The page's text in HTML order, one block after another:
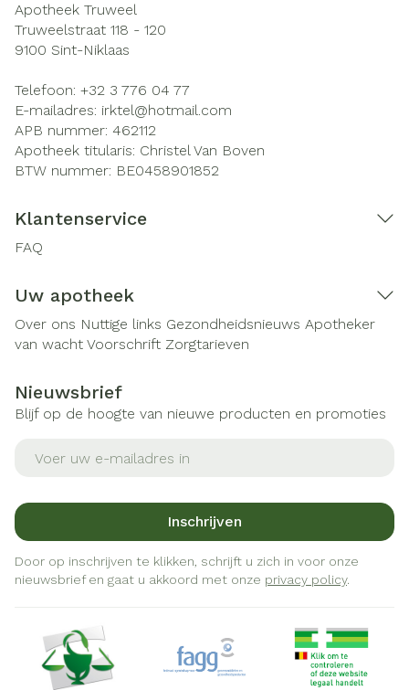
Apotheek Truweel
Truweelstraat 118 - 120
9100 Sint-Niklaas
Telefoon: +32 3 776 04 77
E-mailadres: irktel@hotmail.com
APB nummer: 462112
Apotheek titularis: Christel Van Boven
BTW nummer: BE0458901852
Klantenservice
FAQ
Uw apotheek
Over ons Nuttige links Gezondheidsnieuws Apotheker
van wacht Voorschrift Zorgtarieven
Nieuwsbrief
Blijf op de hoogte van nieuwe producten en promoties
Inschrijven
Door op inschrijven te klikken, schrijft u zich in voor onze
nieuwsbrief en gaat u akkoord met onze privacy policy.